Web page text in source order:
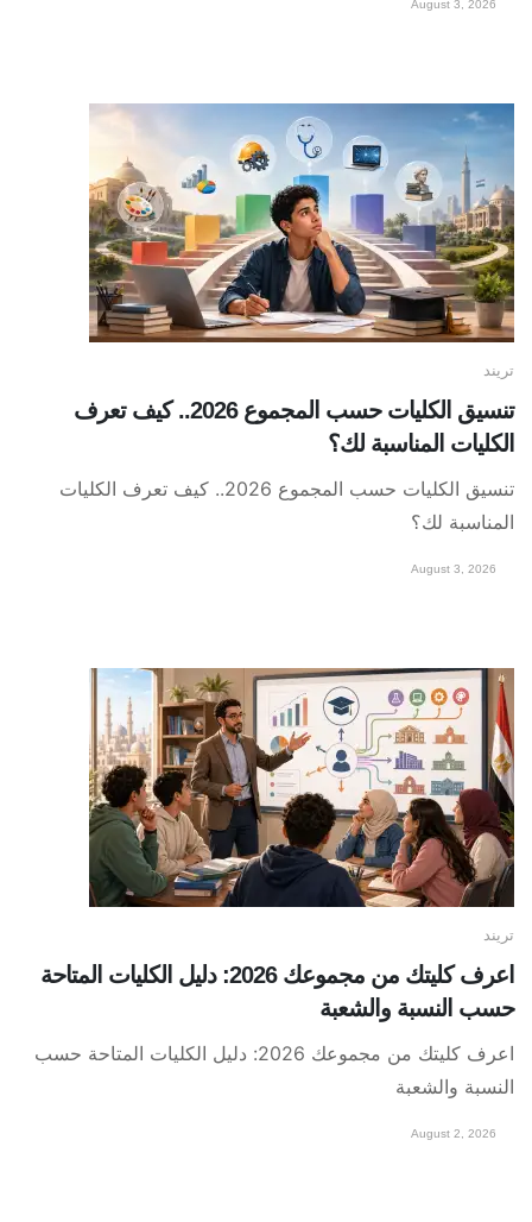
August 3, 2026
تريند
تنسيق الكليات حسب المجموع 2026.. كيف تعرف
الكليات المناسبة لك؟
تنسيق الكليات حسب المجموع 2026.. كيف تعرف الكليات
المناسبة لك؟
August 3, 2026
تريند
اعرف كليتك من مجموعك 2026: دليل الكليات المتاحة
حسب النسبة والشعبة
اعرف كليتك من مجموعك 2026: دليل الكليات المتاحة حسب
النسبة والشعبة
August 2, 2026